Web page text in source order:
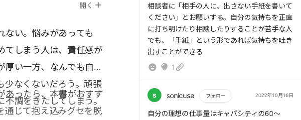
開く
ない。悩みがあっても
てしまう人は、責任感が
厚い一方、なんでも自分
少なくないだろう。頑張
調をきたしてしまう。
あったら、本書がおすす
通じて抱え込みグセを脱
まうように、疲労も心のモヤモヤも、解消しな
ければいつか溢れてしまうのは当然だ。どんな
に大きなコップでも、注ぎ続けている限り必ず
溢れるときがくる。
→いっぱいいっぱいになってしまうと自分を責
めていたが、その必要はないんだと安心
・頼ることは、個性の異なる人間同士が協力し
て物事を進めるために必要なスキルだ。頼るこ
とは自分をラクにするだけでなく、手伝ってく
もっと読む
相談者に「相手の人に、出さない手紙を書いて
ください」とお願いする。自分の気持ちを正直
に打ち明けたり相談したりすることが苦手な人
でも、「手紙」という形であれば気持ちを吐き
出すことができる
1
s sonicuse フォロー 2022年10月16日
もっと読む
自分の理想の仕事量はキャパシティの60〜